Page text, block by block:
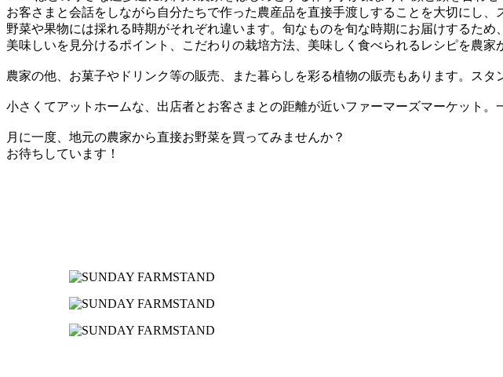
お客さまと会話をしながら自分たちで作った農産品を直接手渡しすることを大切にし
野菜や果物には採れる時期がそれぞれ違います。旬なものを旬な時期にお届けするた
美味しいを見分けるポイント、こだわりの栽培方法、美味しく食べられるレシピを農家
農家の他、お菓子やドリンク等の販売、また暮らしを彩る植物の販売もあります。スタ
小さくてアットホームな、出店者とお客さまとの距離が近いファーマーズマーケット
月に一度、地元の農家から直接お野菜を買ってみませんか？
お待ちしています！